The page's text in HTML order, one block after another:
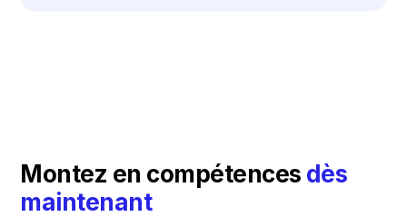
Montez en compétences dès
maintenant